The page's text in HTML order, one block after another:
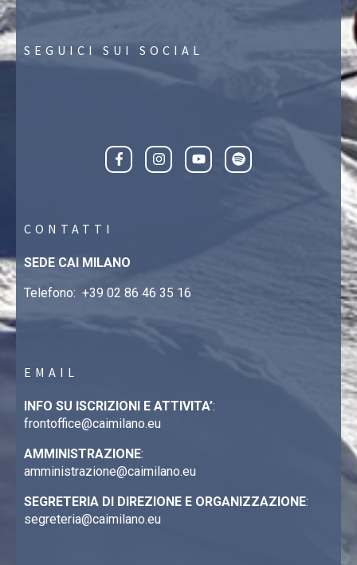
SEGUICI SUI SOCIAL
CONTATTI
SEDE CAI MILANO
Telefono: +39 02 86 46 35 16
EMAIL
INFO SU ISCRIZIONI E ATTIVITA’:
frontoffice@caimilano.eu
AMMINISTRAZIONE:
amministrazione@caimilano.eu
SEGRETERIA DI DIREZIONE E ORGANIZZAZIONE:
segreteria@caimilano.eu